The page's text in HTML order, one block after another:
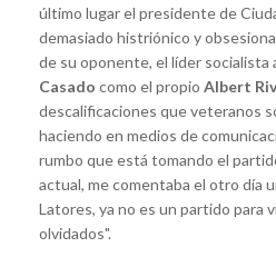
último lugar el presidente de
demasiado histriónico y
de su oponente, el líder socialista
Casado como el propio Albert
descalificaciones que veteranos
haciendo en medios de
rumbo que está tomando el
actual, me comentaba el otro día
Latores, ya no es un partido para
olvidados".